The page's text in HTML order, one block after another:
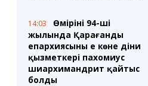
14:03
Өмірінің 94-ші
жылында Қарағанды
епархиясының ең көне діни
қызметкері пахомиус
шиархимандрит қайтыс
болды